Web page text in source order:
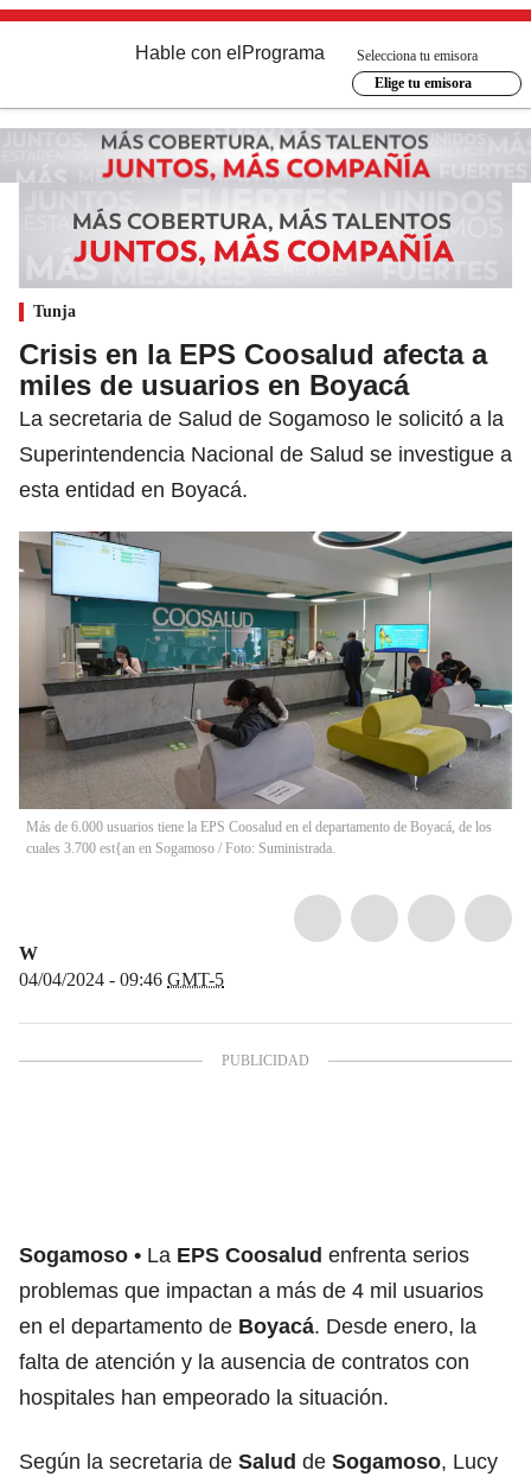
Hable con el Programa
Selecciona tu emisora
Elige tu emisora
Tunja
Crisis en la EPS Coosalud afecta a
miles de usuarios en Boyacá
La secretaria de Salud de Sogamoso le solicitó a la
Superintendencia Nacional de Salud se investigue a
esta entidad en Boyacá.
Más de 6.000 usuarios tiene la EPS Coosalud en el departamento de Boyacá, de los
cuales 3.700 est{an en Sogamoso / Foto: Suministrada.
W
04/04/2024 - 09:46 GMT-5
Sogamoso La EPS Coosalud enfrenta serios
problemas que impactan a más de 4 mil usuarios
en el departamento de Boyacá. Desde enero, la
falta de atención y la ausencia de contratos con
hospitales han empeorado la situación.
Según la secretaria de Salud de Sogamoso, Lucy